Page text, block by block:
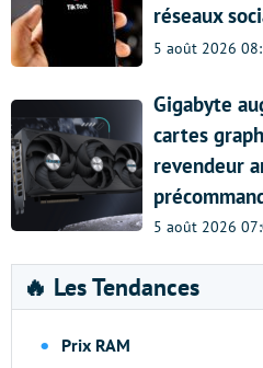
réseaux
5 août 2026
Gigabyte
cartes
revendeur
5 août 2026
🔥 Les Tendances
Prix RAM